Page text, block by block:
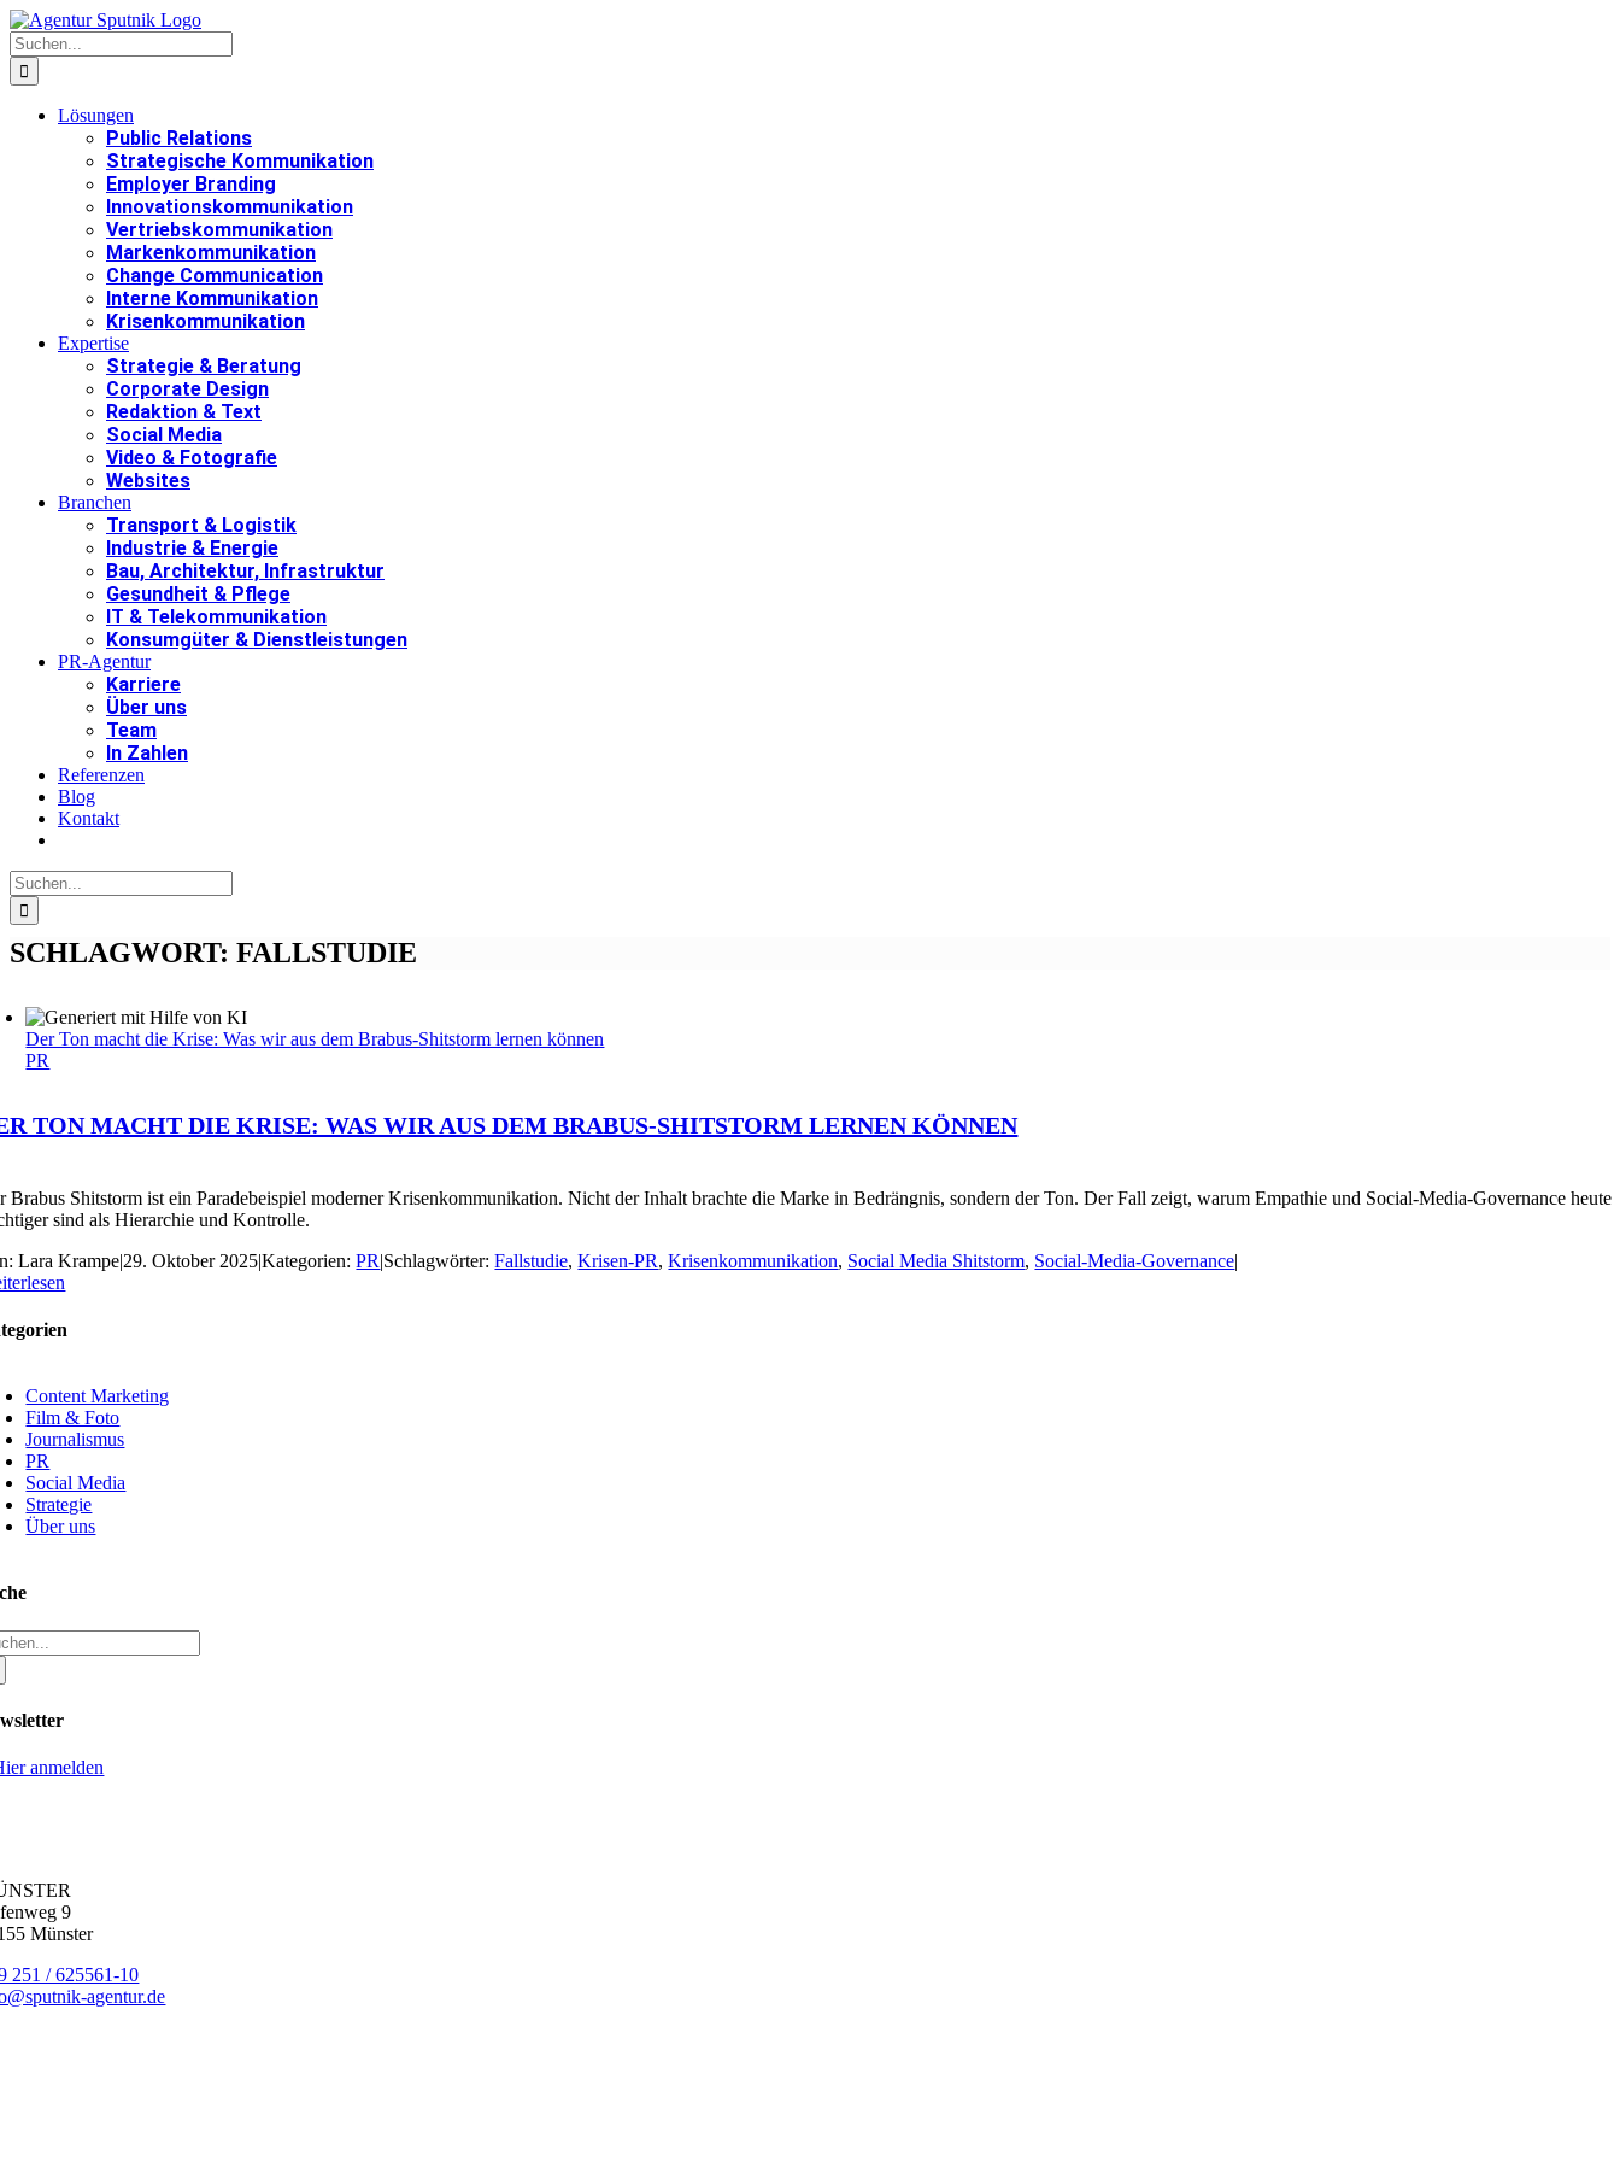
Zum
Inhalt
springen
Suche
nach:
Lösungen
Public Relations
Strategische Kommunikation
Employer Branding
Innovationskommunikation
Vertriebskommunikation
Markenkommunikation
Change Communication
Interne Kommunikation
Krisenkommunikation
Expertise
Strategie & Beratung
Corporate Design
Redaktion & Text
Social Media
Video & Fotografie
Websites
Branchen
Transport & Logistik
Industrie & Energie
Bau, Architektur, Infrastruktur
Gesundheit & Pflege
IT & Telekommunikation
Konsumgüter & Dienstleistungen
PR-Agentur
Karriere
Über uns
Team
In Zahlen
Referenzen
Blog
Kontakt
Suche
nach:
SCHLAGWORT: FALLSTUDIE
Der Ton macht die Krise: Was wir aus dem Brabus-Shitstorm lernen können
PR
TON MACHT DIE KRISE: WAS WIR AUS DEM BRABUS-SHITSTORM LERNEN KÖNNEN
Brabus Shitstorm ist ein Paradebeispiel moderner Krisenkommunikation. Nicht der Inhalt brachte die Marke in Bedrängnis, sondern der Ton. Der Fall zeigt, warum Empathie und Social-Media-Governance heute
sind als Hierarchie und Kontrolle.
Lara Krampe|29. Oktober 2025|Kategorien:PR|Schlagwörter:Fallstudie,Krisen-PR,Krisenkommunikation, Social Media Shitstorm, Social-Media-Governance|
Content Marketing
Film & Foto
Journalismus
PR
Social Media
Strategie
Über uns
anmelden
9
Münster
251 / 625561-10
agentur.de